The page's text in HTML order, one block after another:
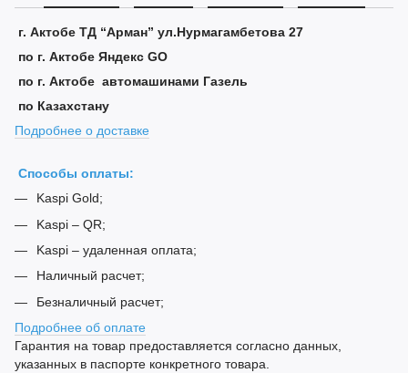
г. Актобе ТД “Арман” ул.Нурмагамбетова 27
по г. Актобе Яндекс GO
по г. Актобе автомашинами Газель
по Казахстану
Подробнее о доставке
Способы оплаты:
Kaspi Gold;
Kaspi – QR;
Kaspi – удаленная оплата;
Наличный расчет;
Безналичный расчет;
Подробнее об оплате
Гарантия на товар предоставляется согласно данных,
указанных в паспорте конкретного товара.